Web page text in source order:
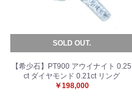
SOLD OUT.
【希少石】PT900 アウイナイト 0.25
ct ダイヤモンド 0.21ct リング
￥198,000